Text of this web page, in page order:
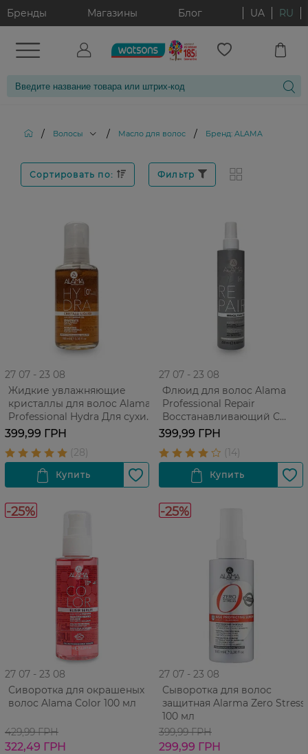
Бренды Магазины Блог UA RU
/ Волосы / Масло для волос / Бренд: ALAMA
Сортировать по: Фильтр
27 07 - 23 08
Жидкие увлажняющие
кристаллы для волос Alama
Professional Hydra Для сухих
волос 100 мл
399,99 ГРН
27 07 - 23 08
Флюид для волос Alama
Professional Repair
Восстанавливающий С
кератином 5в1 Для
поврежденных и ломких
волос 250 мл
399,99 ГРН
-25%
27 07 - 23 08
Сиворотка для окрашеных
волос Alama Color 100 мл
429,99 ГРН
322,49 ГРН
-25%
27 07 - 23 08
Сыворотка для волос
защитная Alarma Zero Stress
100 мл
399,99 ГРН
299,99 ГРН